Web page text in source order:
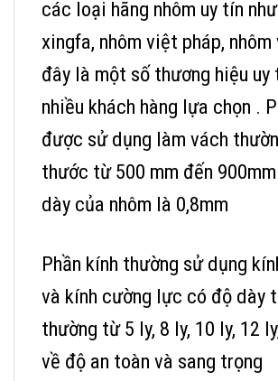
các loại hãng nhôm uy tín
xingfa, nhôm việt pháp,
đây là một số thương hiệu
nhiều khách hàng lựa chọn .
được sử dụng làm vách
thước từ 500 mm đến
dày của nhôm là 0,8mm
Phần kính thường sử dụng
và kính cường lực có độ dày
thường từ 5 ly, 8 ly, 10 ly, 12
về độ an toàn và sang trọng